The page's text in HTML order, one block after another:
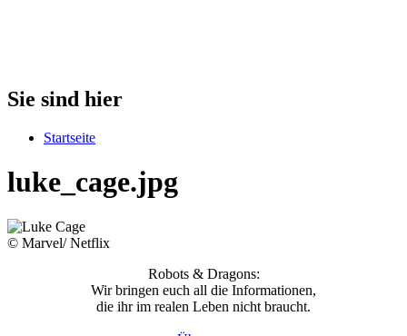
Sie sind hier
Startseite
luke_cage.jpg
© Marvel/ Netflix
Robots & Dragons:
Wir bringen euch all die Informationen,
die ihr im realen Leben nicht braucht.